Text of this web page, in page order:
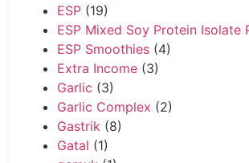
ESP (19)
ESP Mixed Soy Protein Isolate
ESP Smoothies (4)
Extra Income (3)
Garlic (3)
Garlic Complex (2)
Gastrik (8)
Gatal (1)